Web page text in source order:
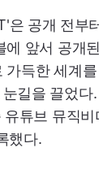
은 공개 전부
에 앞서 공개
가득한 세계
길을 끌었다
튜브 뮤직비
했다.